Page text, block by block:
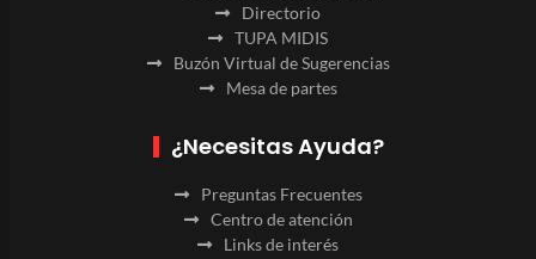
Directorio
TUPA MIDIS
Buzón Virtual de Sugerencias
Mesa de partes
¿Necesitas Ayuda?
Preguntas Frecuentes
Centro de atención
Links de interés